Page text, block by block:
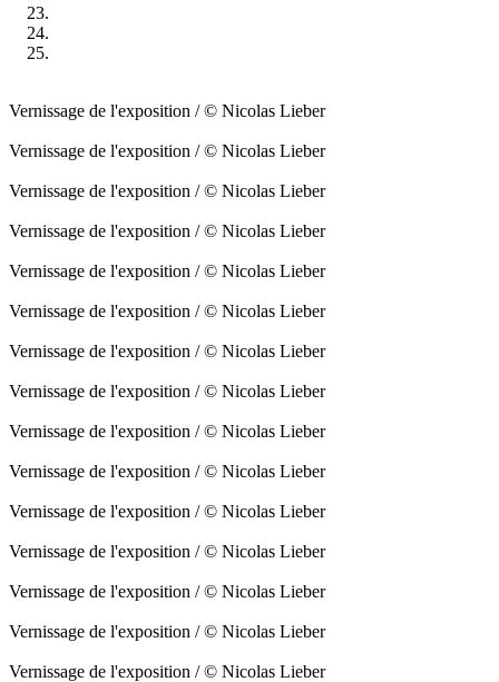
Vernissage de l'exposition / © Nicolas Lieber
Vernissage de l'exposition / © Nicolas Lieber
Vernissage de l'exposition / © Nicolas Lieber
Vernissage de l'exposition / © Nicolas Lieber
Vernissage de l'exposition / © Nicolas Lieber
Vernissage de l'exposition / © Nicolas Lieber
Vernissage de l'exposition / © Nicolas Lieber
Vernissage de l'exposition / © Nicolas Lieber
Vernissage de l'exposition / © Nicolas Lieber
Vernissage de l'exposition / © Nicolas Lieber
Vernissage de l'exposition / © Nicolas Lieber
Vernissage de l'exposition / © Nicolas Lieber
Vernissage de l'exposition / © Nicolas Lieber
Vernissage de l'exposition / © Nicolas Lieber
Vernissage de l'exposition / © Nicolas Lieber